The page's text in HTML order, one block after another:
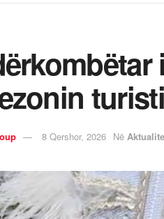
8 Qershor, 2026 Në